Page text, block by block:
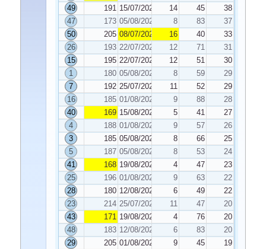
49
191 15/07/2025 14 45
38
47
173 05/08/2025 8 83
37
50
205 08/07/2025 16 40
33
26
193 22/07/2025 12 71
31
15
195 22/07/2025 12 51
30
1
180 05/08/2025 8 59
29
7
192 25/07/2025 11 52
29
16
185 01/08/2025 9 88
28
40
169 15/08/2025 5 41
27
4
188 01/08/2025 9 57
26
3
185 05/08/2025 8 66
25
5
187 05/08/2025 8 53
24
41
168 19/08/2025 4 47
23
25
196 01/08/2025 9 63
22
28
180 12/08/2025 6 49
22
23
214 25/07/2025 11 47
20
43
171 19/08/2025 4 76
20
48
183 12/08/2025 6 83
20
29
205 01/08/2025 9 45
19